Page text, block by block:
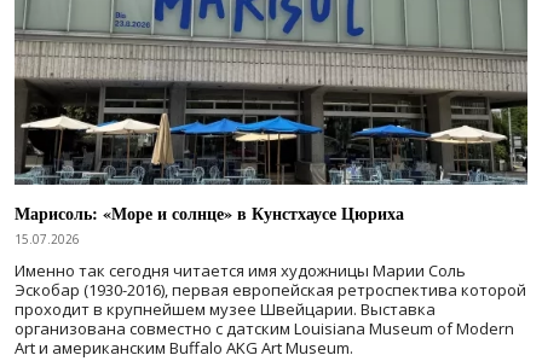
Марисоль: «Море и солнце» в Кунстхаусе Цюриха
15.07.2026
Именно так сегодня читается имя художницы Марии Соль
Эскобар (1930-2016), первая европейская ретроспектива которой
проходит в крупнейшем музее Швейцарии. Выставка
организована совместно с датским Louisiana Museum of Modern
Art и американским Buffalo AKG Art Museum.